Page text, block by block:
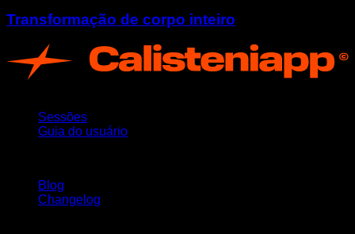
Transformação de corpo inteiro
Sessões
Guia do usuário
Blog
Changelog